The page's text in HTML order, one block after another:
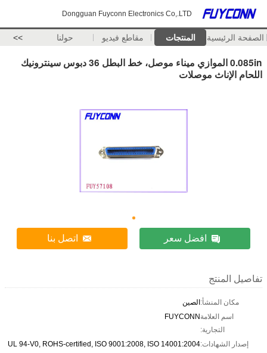
Dongguan Fuyconn Electronics Co,.LTD
الصفحة الرئيسية المنتجات مقاطع فيديو حولنا >>
0.085in الموازي ميناء موصل، خط البطل 36 دبوس سينترونيك
اللحام الإناث موصلات
افضل سعر اتصل بنا
تفاصيل المنتج
مكان المنشأ:الصين
اسم العلامة
التجارية:
FUYCONN
إصدار الشهادات:UL 94-V0, ROHS-certified, ISO 9001:2008, ISO 14001:2004